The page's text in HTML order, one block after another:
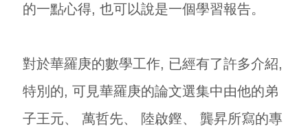
的一點心得, 也可以說是一個學習報告。
對於華羅庚的數學工作, 已經有了許多介紹,
特別的, 可見華羅庚的論文選集中由他的弟
子王元、 萬哲先、 陸啟鏗、 龔昇所寫的專